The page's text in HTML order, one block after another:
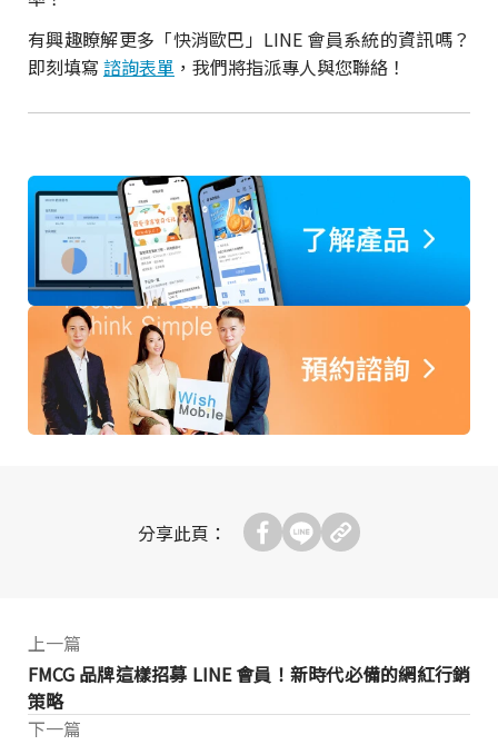
有興趣瞭解更多「快消歐巴」LINE 會員系統的資訊嗎？
即刻填寫 諮詢表單 ，我們將指派專人與您聯絡！
分享此頁：
上一篇
FMCG 品牌這樣招募 LINE 會員！新時代必備的網紅行銷
策略
下一篇